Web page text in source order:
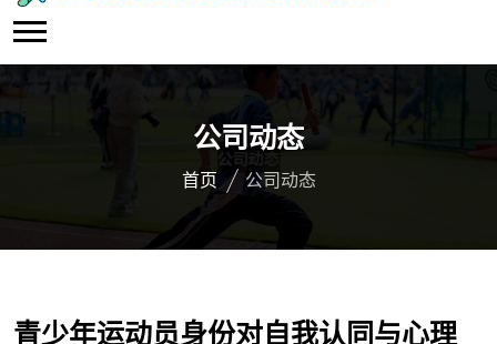
公司动态
首页 公司动态
青少年运动员身份对自我认同与心理